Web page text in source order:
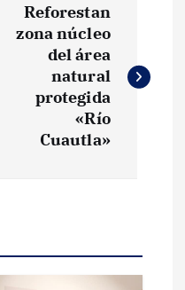
Reforestan
zona núcleo
del área
natural
protegida
«Río
Cuautla»